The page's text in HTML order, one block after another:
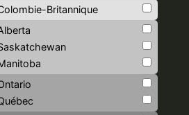
Britannique